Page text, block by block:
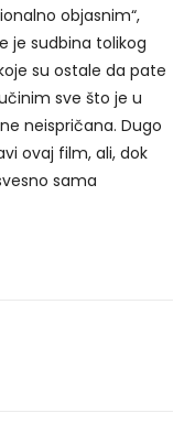
objasnim“,
je sudbina tolikog
su ostale da pate
sve što je u
neispričana. Dugo
ovaj film, ali, dok
sama